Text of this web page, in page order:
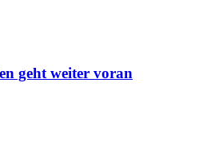
geht weiter voran